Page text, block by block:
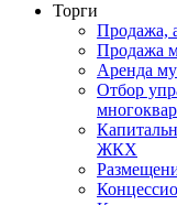
Торги
Продажа,
Продажа
Аренда
Отбор
ЖКХ